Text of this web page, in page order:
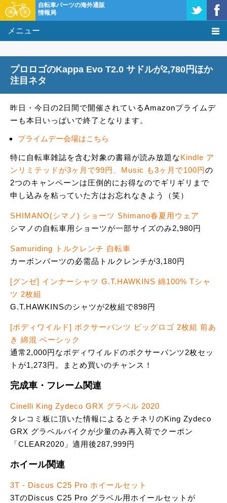
自転車パーツの海外通販
情報局
メニュー
購入方法
激安情報
プロロゴのKappa Evo T2.0 サドルが2,780円ほか
注目ネタ
昨日・今日の2日間で開催されているAmazonプライムデ
ーも本日いっぱいで終了となります。
プライムデー会場はこちら
特に自転車雑誌を含む対象の書籍が読み放題なKindle ア
ンリミテッドが3ヶ月で99円、Music も3ヶ月で100円の
2つのキャンペーンは圧倒的にお得なのでギリギリまで
申し込みを粘っていた方はお忘れなきよう（笑）
SHIMANO(シマノ) ショーツ Shimano春夏用ウェア
シマノの自転車用ショーツが一部サイズのみ2,980円
Samuriding トルクレンチ 自転車
カーボンパーツの必需品トルクレンチが3,180円
[グンゼ] インナーシャツ G.T.HAWKINS 綿100% Tシャ
ツ 2枚組
G.T.HAWKINSのシャツが2枚組で898円
[ボディワイルド] ボクサーパンツ ビッグロゴ 2枚組 前あ
き 綿混 ベーシック
通常2,000円なボディワイルドのボクサーパンツ2枚セッ
トが1,273円。まとめ買いのチャンス！
完成車・フレーム関連
Cinelli King Zydeco GRX グラベル 2020
タレコミ板に頂いた情報によるとチネリのKing Zydeco
GRX グラベルバイクが少量のみ再入荷でクーポン
「CLEAR2020」適用後287,999円
ホイール関連
3T - Discus C25 Pro ホイールセット
3TのDiscus C25 Pro グラベル用ホイールセットが